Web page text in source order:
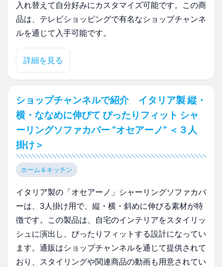
入れ替えて自分好みにカスタマイズ可能です。この商
品は、テレビショッピングで有名なショップチャンネ
ルを通じて入手可能です。
詳細を見る
ショップチャンネルで紹介 イタリア製 縦・
横・ななめに伸びて ぴったりフィット シャ
ーリングソファカバー “オセアーノ” ＜３人
掛け＞
ホーム＆キッチン
イタリア製の「オセアーノ」シャーリングソファカバ
ーは、3人掛け用で、縦・横・斜めに伸びる素材が特
徴です。この製品は、自宅のインテリアをスタイリッ
シュに演出し、ぴったりフィットする設計になってい
ます。通販はショップチャンネルを通じて提供されて
おり、スタイリングや関連商品の動画も用意されてい